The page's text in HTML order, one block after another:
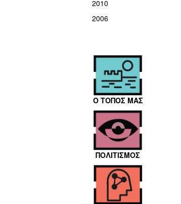
2010
2006
Ο ΤΟΠΟΣ ΜΑΣ
ΠΟΛΙΤΙΣΜΟΣ